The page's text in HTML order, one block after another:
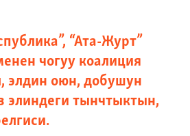
“Ата-Журт”
чогуу коалиция
элдин оюн, добушун
элиндеги тынчтыктын,